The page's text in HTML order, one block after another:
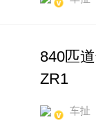
840匹
ZR1
车扯